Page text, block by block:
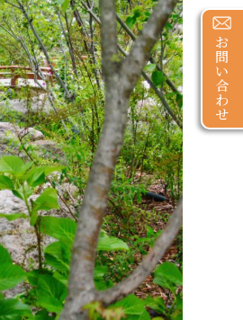
お
問
い
合
わ
せ